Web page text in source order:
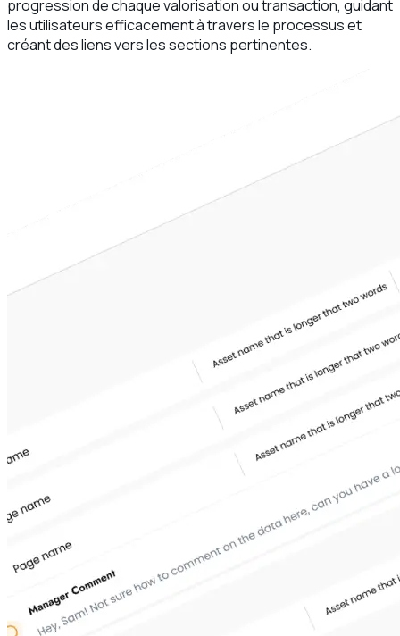
progression de chaque valorisation ou transaction, guidant
les utilisateurs efficacement à travers le processus et
créant des liens vers les sections pertinentes.